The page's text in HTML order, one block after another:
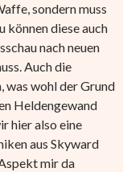
sondern muss
können diese auch
nach neuen
Auch die
was wohl der Grund
Heldengewand
hier also eine
aus Skyward
mir da